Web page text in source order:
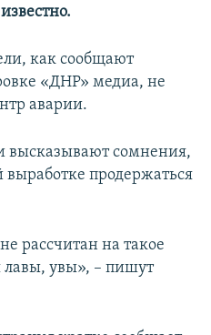
как сообщают
«ДНР» медиа, не
аварии.
высказывают сомнения,
продержаться
рассчитан на такое
лавы, увы», – пишут